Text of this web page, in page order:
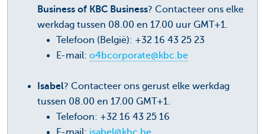
Business of KBC Business? Contacteer ons elke
werkdag tussen 08.00 en 17.00 uur GMT+1.
Telefoon (België): +32 16 43 25 23
E-mail: o4bcorporate@kbc.be
Isabel? Contacteer ons gerust elke werkdag
tussen 08.00 en 17.00 GMT+1.
Telefoon: +32 16 43 25 16